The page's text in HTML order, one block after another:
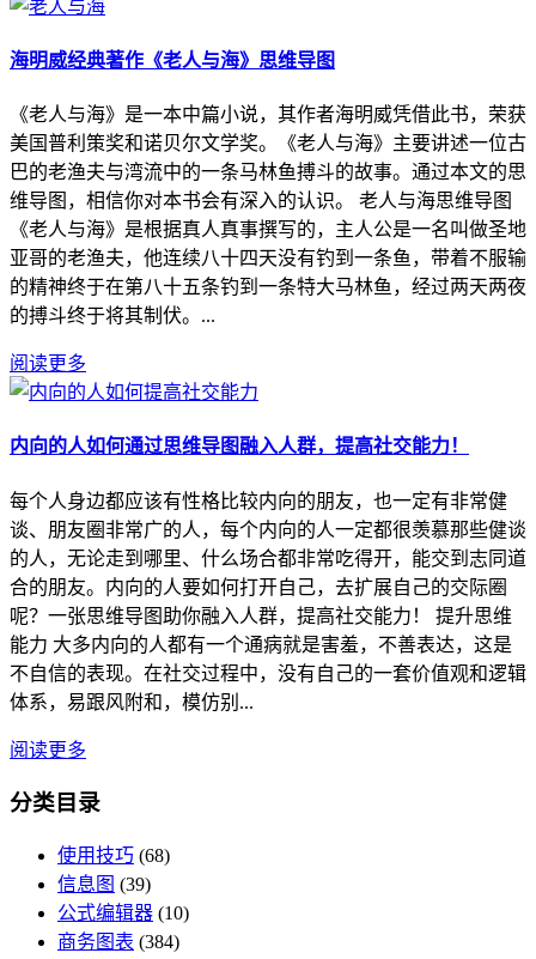
海明威经典著作《老人与海》思维导图
《老人与海》是一本中篇小说，其作者海明威凭借此书，荣获
美国普利策奖和诺贝尔文学奖。《老人与海》主要讲述一位古
巴的老渔夫与湾流中的一条马林鱼搏斗的故事。通过本文的思
维导图，相信你对本书会有深入的认识。 老人与海思维导图
《老人与海》是根据真人真事撰写的，主人公是一名叫做圣地
亚哥的老渔夫，他连续八十四天没有钓到一条鱼，带着不服输
的精神终于在第八十五条钓到一条特大马林鱼，经过两天两夜
的搏斗终于将其制伏。...
阅读更多
内向的人如何通过思维导图融入人群，提高社交能力！
每个人身边都应该有性格比较内向的朋友，也一定有非常健
谈、朋友圈非常广的人，每个内向的人一定都很羡慕那些健谈
的人，无论走到哪里、什么场合都非常吃得开，能交到志同道
合的朋友。内向的人要如何打开自己，去扩展自己的交际圈
呢？一张思维导图助你融入人群，提高社交能力！ 提升思维
能力 大多内向的人都有一个通病就是害羞，不善表达，这是
不自信的表现。在社交过程中，没有自己的一套价值观和逻辑
体系，易跟风附和，模仿别...
阅读更多
分类目录
使用技巧 (68)
信息图 (39)
公式编辑器 (10)
商务图表 (384)